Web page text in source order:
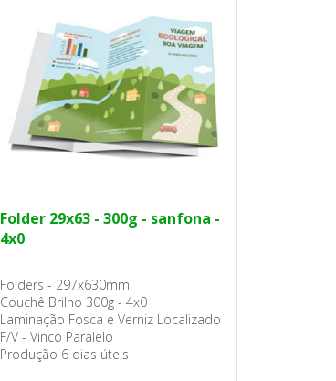
Folder 29x63 - 300g - sanfona -
4x0
Folders - 297x630mm
Couchê Brilho 300g - 4x0
Laminação Fosca e Verniz Localizado
F/V - Vinco Paralelo
Produção 6 dias úteis